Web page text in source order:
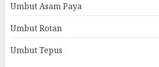
Umbut Asam Paya
Umbut Rotan
Umbut Tepus